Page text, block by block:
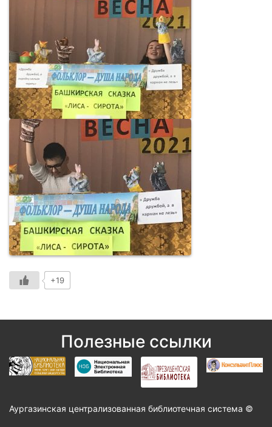
+19
Полезные ссылки
Аургазинская централизованная библиотечная система ©